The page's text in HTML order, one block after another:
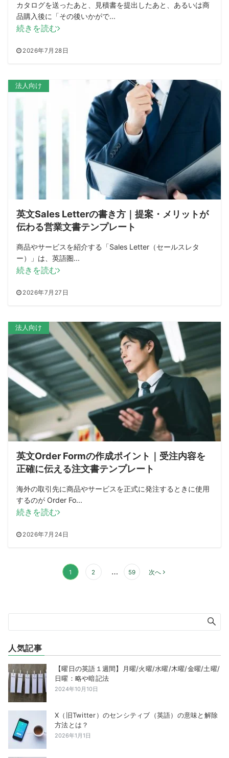
カタログを送ったあと、見積書を提出したあと、あるいは商
品購入後に「その後いかがで...
2026年7月28日
続きを読む
法人向け
英文Sales Letterの書き方｜提案・メリットが
伝わる営業文書テンプレート
商品やサービスを紹介する「Sales Letter（セールスレタ
ー）」は、英語圏...
2026年7月27日
続きを読む
法人向け
英文Order Formの作成ポイント｜受注内容を
正確に伝える注文書テンプレート
海外の取引先に商品やサービスを正式に発注するときに使用
するのが Order Fo...
2026年7月24日
続きを読む
ジ
送
り
1 2 … 59 次へ
人気記事
【曜日の英語１週間】月曜/火曜/水曜/木曜/金曜/土曜/
日曜：略や暗記法
2024年10月10日
X（旧Twitter）のセンシティブ（英語）の意味と解除
方法とは？
2026年1月1日